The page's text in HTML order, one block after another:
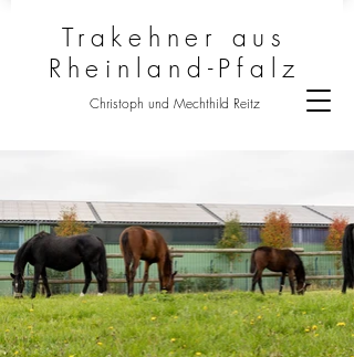
Trakehner aus
Rheinland-Pfalz
Christoph und Mechthild Reitz